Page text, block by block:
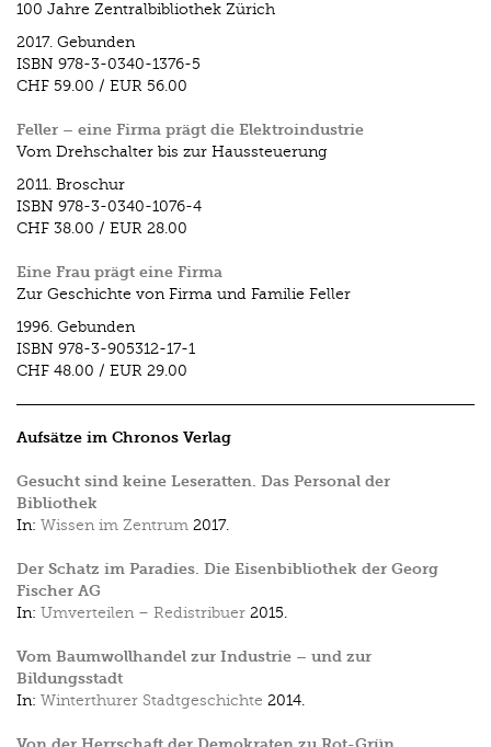
100 Jahre Zentralbibliothek Zürich
2017. Gebunden
ISBN 978-3-0340-1376-5
CHF 59.00 / EUR 56.00
Feller – eine Firma prägt die Elektroindustrie
Vom Drehschalter bis zur Haussteuerung
2011. Broschur
ISBN 978-3-0340-1076-4
CHF 38.00 / EUR 28.00
Eine Frau prägt eine Firma
Zur Geschichte von Firma und Familie Feller
1996. Gebunden
ISBN 978-3-905312-17-1
CHF 48.00 / EUR 29.00
Aufsätze im Chronos Verlag
Gesucht sind keine Leseratten. Das Personal der
Bibliothek
In: Wissen im Zentrum 2017.
Der Schatz im Paradies. Die Eisenbibliothek der Georg
Fischer AG
In: Umverteilen – Redistribuer 2015.
Vom Baumwollhandel zur Industrie – und zur
Bildungsstadt
In: Winterthurer Stadtgeschichte 2014.